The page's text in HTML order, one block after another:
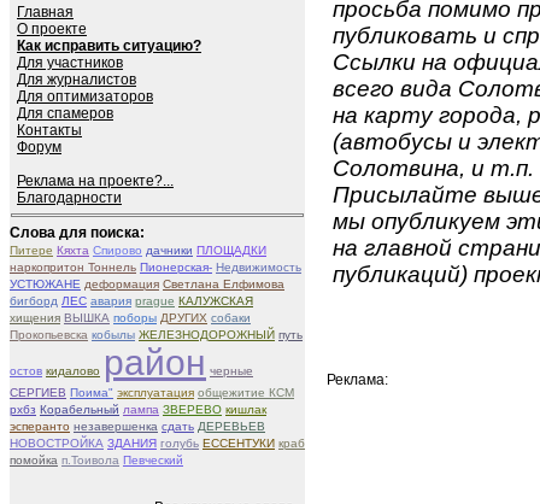
Главная
О проекте
Как исправить ситуацию?
Для участников
Для журналистов
Для оптимизаторов
Для спамеров
Контакты
Форум
Реклама на проекте?...
Благодарности
Слова для поиска:
Питере Кяхта Спирово дачники ПЛОЩАДКИ
наркопритон Тоннель Пионерская- Недвижимость
УСТЮЖАНЕ деформация Светлана Елфимова
бигборд ЛЕС авария prague КАЛУЖСКАЯ
хищения ВЫШКА поборы ДРУГИХ собаки
Прокопьевска кобылы ЖЕЛЕЗНОДОРОЖНЫЙ путь
остов кидалово район черные
СЕРГИЕВ Поима" эксплуатация общежитие КСМ
рхбз Корабельный лампа ЗВЕРЕВО кишлак
эсперанто незавершенка сдать ДЕРЕВЬЕВ
НОВОСТРОЙКА ЗДАНИЯ голубь ЕССЕНТУКИ краб
помойка п.Тоивола Певческий
просьба помимо
публиковать и
Ссылки на
всего вида
на карту города,
(автобусы и
Солотвина, и т.п.
Присылайте
мы опубликуем
на главной
публикаций)
Реклама: